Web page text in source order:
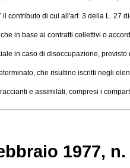
di cui all'art. 3 della L. 27
in base ai contratti collettivi o
in caso di disoccupazione,
che risultino iscritti negli
e assimilati, compresi i
1977, n.